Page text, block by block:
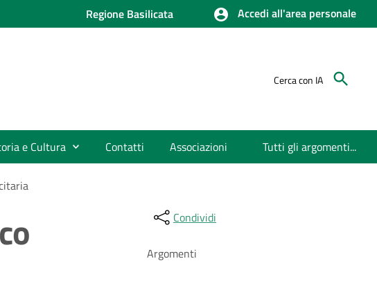
Regione Basilicata Accedi all'area personale
Cerca con IA
e Cultura Contatti Associazioni Tutti gli argomenti...
Condividi
Argomenti